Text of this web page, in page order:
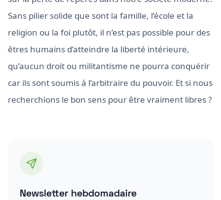
Sans pilier solide que sont la famille, l’école et la
religion ou la foi plutôt, il n’est pas possible pour des
êtres humains d’atteindre la liberté intérieure,
qu’aucun droit ou militantisme ne pourra conquérir
car ils sont soumis à l’arbitraire du pouvoir. Et si nous
recherchions le bon sens pour être vraiment libres ?
Newsletter hebdomadaire